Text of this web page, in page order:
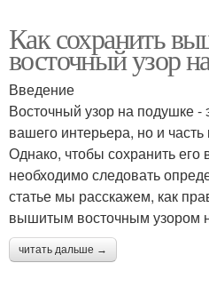
Как сохранить
восточный узор
Введение
Восточный узор на подушке -
вашего интерьера, но и часть
Однако, чтобы сохранить его
необходимо следовать
статье мы расскажем, как
вышитым восточным узором
читать дальше →